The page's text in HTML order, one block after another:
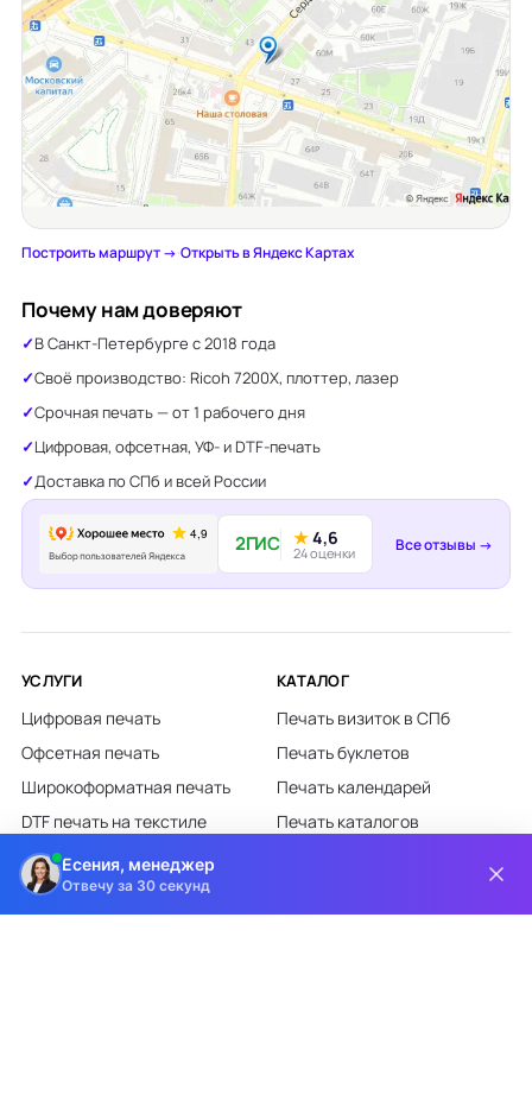
Построить маршрут →·Открыть в Яндекс Картах
Почему нам доверяют
В Санкт-Петербурге с 2018 года
Своё производство: Ricoh 7200X, плоттер, лазер
Срочная печать — от 1 рабочего дня
Цифровая, офсетная, УФ- и DTF-печать
Доставка по СПб и всей России
2ГИС ★4,6
24 оценки Все отзывы →
УСЛУГИ
Цифровая печать
Офсетная печать
Широкоформатная печать
DTF печать на текстиле
Лазерная гравировка
КАТАЛОГ
Печать визиток в СПб
Печать буклетов
Печать календарей
Печать каталогов
Есения, менеджер
Отвечу за 30 секунд